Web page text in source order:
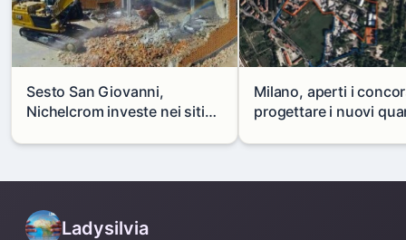
Sesto San Giovanni,
Nichelcrom investe nei siti
capannone per fare spazio a
Milano, aperti i
progettare i nuovi
Mare
Ladysilvia